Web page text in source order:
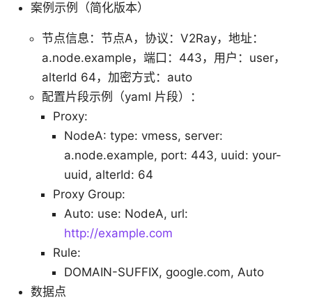
案例示例（简化版本）
节点信息：节点A，协议：V2Ray，地址：
a.node.example，端口：443，用户：user，
alterId 64，加密方式：auto
配置片段示例（yaml 片段）：
Proxy:
NodeA: type: vmess, server:
a.node.example, port: 443, uuid: your-
uuid, alterId: 64
Proxy Group:
Auto: use: NodeA, url:
http://example.com
Rule:
DOMAIN-SUFFIX, google.com, Auto
数据点